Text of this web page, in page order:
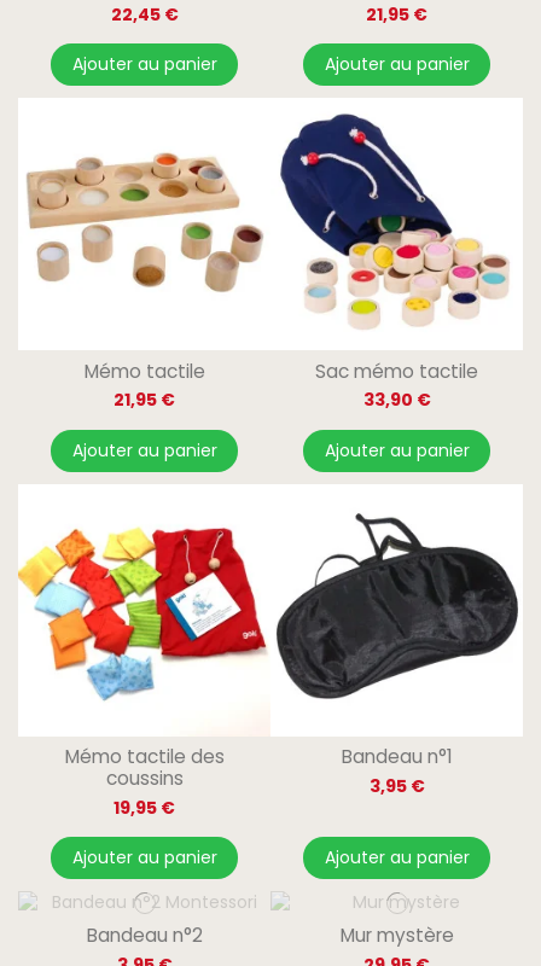
22,45 €
Ajouter au panier
21,95 €
Ajouter au panier
Mémo tactile
21,95 €
Ajouter au panier
Sac mémo tactile
33,90 €
Ajouter au panier
Mémo tactile des
coussins
19,95 €
Ajouter au panier
Bandeau n°1
3,95 €
Ajouter au panier
Bandeau n°2 Mur mystère